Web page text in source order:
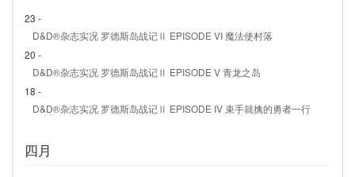
23 -
D&D®杂志实况 罗德斯岛战记Ⅱ EPISODE VI 魔法使村落
20 -
D&D®杂志实况 罗德斯岛战记Ⅱ EPISODE V 青龙之岛
18 -
D&D®杂志实况 罗德斯岛战记Ⅱ EPISODE IV 束手就擒的勇者一行
四月